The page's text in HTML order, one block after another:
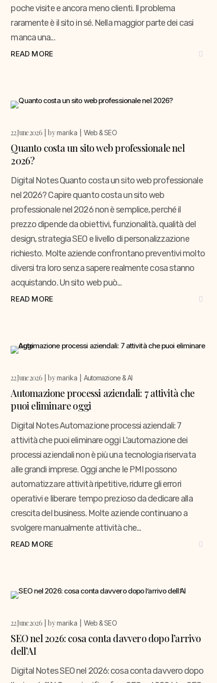
poche visite e ancora meno clienti. Il problema
raramente è il sito in sé. Nella maggior parte dei casi
manca una...
READ MORE
22 June 2026 bymarika Web & SEO
Quanto costa un sito web professionale nel
2026?
Digital Notes Quanto costa un sito web professionale
nel 2026? Capire quanto costa un sito web
professionale nel 2026 non è semplice, perché il
prezzo dipende da obiettivi, funzionalità, qualità del
design, strategia SEO e livello di personalizzazione
richiesto. Molte aziende confrontano preventivi molto
diversi tra loro senza sapere realmente cosa stanno
acquistando. Un sito web può...
READ MORE
22 June 2026 bymarika Automazione & AI
Automazione processi aziendali: 7 attività che
puoi eliminare oggi
Digital Notes Automazione processi aziendali: 7
attività che puoi eliminare oggi L'automazione dei
processi aziendali non è più una tecnologia riservata
alle grandi imprese. Oggi anche le PMI possono
automatizzare attività ripetitive, ridurre gli errori
operativi e liberare tempo prezioso da dedicare alla
crescita del business. Molte aziende continuano a
svolgere manualmente attività che...
READ MORE
22 June 2026 bymarika Web & SEO
SEO nel 2026: cosa conta davvero dopo l’arrivo
dell’AI
Digital Notes SEO nel 2026: cosa conta davvero dopo